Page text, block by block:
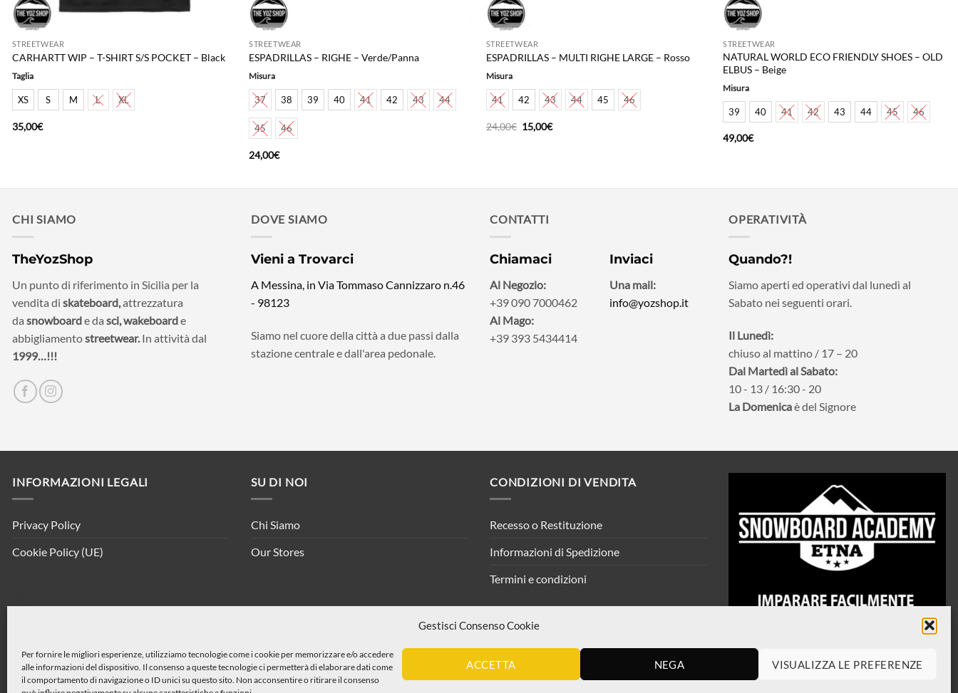
Gestisci Consenso Cookie
Per fornire le migliori esperienze, utilizziamo tecnologie come i cookie per memorizzare e/o accedere
alle informazioni del dispositivo. Il consenso a queste tecnologie ci permetterà di elaborare dati come
il comportamento di navigazione o ID unici su questo sito. Non acconsentire o ritirare il consenso
ACCETTA NEGA VISUALIZZA LE PREFERENZE
STREETWEAR
CARHARTT WIP – T-SHIRT S/S POCKET – Black
Taglia
XS S M L XL
35,00€
STREETWEAR
ESPADRILLAS – RIGHE – Verde/Panna
Misura
37 38 39 40 41 42 43 44
45 46
24,00€
STREETWEAR
ESPADRILLAS – MULTI RIGHE LARGE – Rosso
Misura
41 42 43 44 45 46
24,00€ Il
prezzo
15,00€Il
STREETWEAR
NATURAL WORLD ECO FRIENDLY SHOES – OLD
ELBUS – Beige
Misura
39 40 41 42 43 44 45 46
49,00€
CHI SIAMO
TheYozShop
Un punto di riferimento in Sicilia per la
vendita di skateboard,attrezzatura
da snowboarde da sci,wakeboarde
abbigliamentostreetwear.In attività dal
1999…!!!
DOVE SIAMO
Vieni a Trovarci
A Messina, in Via Tommaso Cannizzaro n.46
- 98123
Siamo nel cuore della città a due passi dalla
stazione centrale e dall'area pedonale.
CONTATTI
Chiamaci
Al Negozio:
+39 090 7000462
Al Mago:
+39 393 5434414
Inviaci
Una mail:
info@yozshop.it
OPERATIVITÀ
Quando?!
Siamo aperti ed operativi dal lunedì al
Sabato nei seguenti orari.
Il Lunedì:
chiuso al mattino / 17 – 20
Dal Martedì al Sabato:
10 - 13 / 16:30 - 20
La Domenicaè del Signore
INFORMAZIONI LEGALI
Privacy Policy
Cookie Policy (UE)
SU DI NOI
Chi Siamo
Our Stores
CONDIZIONI DI VENDITA
Recesso o Restituzione
Informazioni di Spedizione
Termini e condizioni